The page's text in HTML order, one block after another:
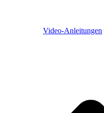
Video-Anleitungen